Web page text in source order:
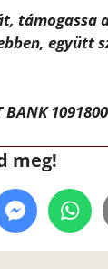
együtt
meg!